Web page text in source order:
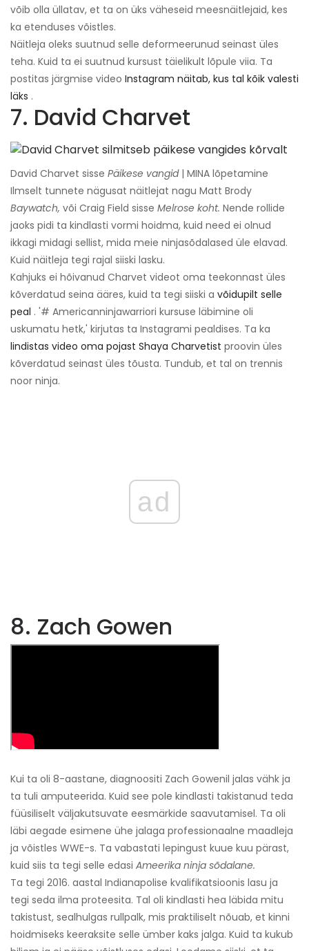
võib olla üllatav, et ta on üks väheseid meesnäitlejaid, kes
ka etenduses võistles.
Näitleja oleks suutnud selle deformeerunud seinast üles
teha. Kuid ta ei suutnud kursust täielikult lõpule viia. Ta
postitas järgmise video Instagram näitab, kus tal kõik valesti
läks .
7. David Charvet
David Charvet sisse Päikese vangid| MINA lõpetamine
Ilmselt tunnete nägusat näitlejat nagu Matt Brody
Baywatch, või Craig Field sisse Melrose koht. Nende rollide
jaoks pidi ta kindlasti vormi hoidma, kuid need ei olnud
ikkagi midagi sellist, mida meie ninjasõdalased üle elavad.
Kuid näitleja tegi rajal siiski lasku.
Kahjuks ei hõivanud Charvet videot oma teekonnast üles
kõverdatud seina ääres, kuid ta tegi siiski a võidupilt selle
peal . '# Americanninjawarriori kursuse läbimine oli
uskumatu hetk,' kirjutas ta Instagrami pealdises. Ta ka
lindistas video oma pojast Shaya Charvetist proovin üles
kõverdatud seinast üles tõusta. Tundub, et tal on trennis
noor ninja.
ad
8. Zach Gowen
Kui ta oli 8-aastane, diagnoositi Zach Gowenil jalas vähk ja
ta tuli amputeerida. Kuid see pole kindlasti takistanud teda
füüsiliselt väljakutsuvate eesmärkide saavutamisel. Ta oli
läbi aegade esimene ühe jalaga professionaalne maadleja
ja võistles WWE-s. Ta vabastati lepingust kuue kuu pärast,
kuid siis ta tegi selle edasi Ameerika ninja sõdalane.
Ta tegi 2016. aastal Indianapolise kvalifikatsioonis lasu ja
tegi seda ilma proteesita. Tal oli kindlasti hea läbida mitu
takistust, sealhulgas rullpalk, mis praktiliselt nõuab, et kinni
hoidmiseks keeraksite selle ümber kaks jalga. Kuid ta kukub